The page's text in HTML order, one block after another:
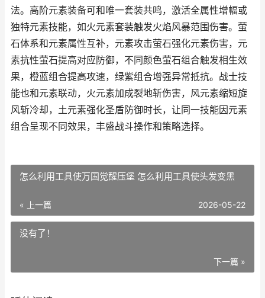
法。高阶元素装备可和唯一套装共鸣，激活全属性增幅或
独特元素技能，如火元素套装触发火焰风暴范围伤害。萤
石体系和元素属性互补，元素攻击萤石强化元素伤害，元
素抗性萤石提高对应防御，不同颜色萤石组合触发相生效
果，橙蓝组合提高攻速，绿紫组合增强异常抵抗。战士技
能也和元素联动，火元素加成裂地斩伤害，风元素缩短旋
风斩冷却，土元素强化圣盾防御时长，让同一技能因元素
组合呈现不同效果，丰盛战斗操作和策略选择。
怎么利用工具使万国觉醒压堡 怎么利用工具使头发变黑
« 上一篇 2026-05-22
没有了！
下一篇 »